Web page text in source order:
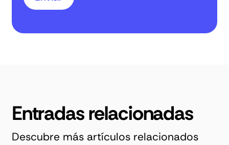
Entradas relacionadas
Descubre más artículos relacionados